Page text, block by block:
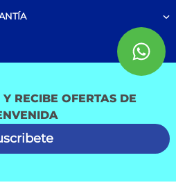
RECIBE OFERTAS DE